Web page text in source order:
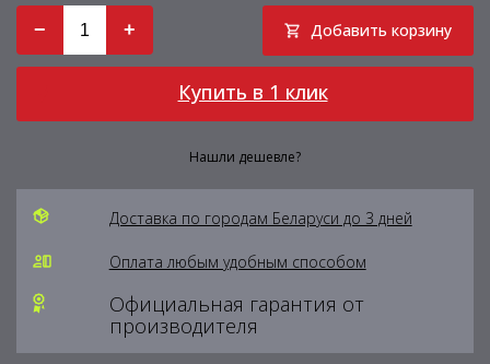
− + Добавить корзину
Купить в 1 клик
Нашли дешевле?
Доставка по городам Беларуси до 3 дней
Оплата любым удобным способом
Официальная гарантия от
производителя